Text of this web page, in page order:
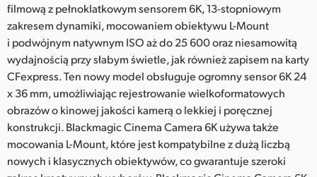
Korea
Mexico
Malaysia
Netherlands
New Zealand
Norway
filmową z pełnoklatkowym sensorem 6K, 13-stopniowym
zakresem dynamiki, mocowaniem obiektywu L-Mount
i podwójnym natywnym ISO aż do 25 600 oraz niesamowitą
wydajnością przy słabym świetle, jak również zapisem na karty
CFexpress. Ten nowy model obsługuje ogromny sensor 6K 24
x 36 mm, umożliwiając rejestrowanie wielkoformatowych
obrazów o kinowej jakości kamerą o lekkiej i poręcznej
konstrukcji. Blackmagic Cinema Camera 6K używa także
mocowania L-Mount, które jest kompatybilne z dużą liczbą
nowych i klasycznych obiektywów, co gwarantuje szeroki